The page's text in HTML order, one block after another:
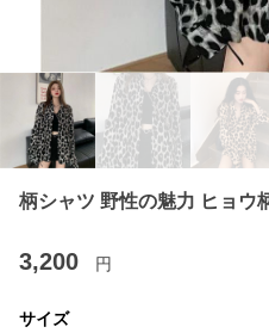
柄シャツ 野性の魅力 ヒョウ
3,200 円
サイズ